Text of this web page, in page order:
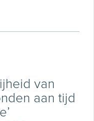
van
aan tijd